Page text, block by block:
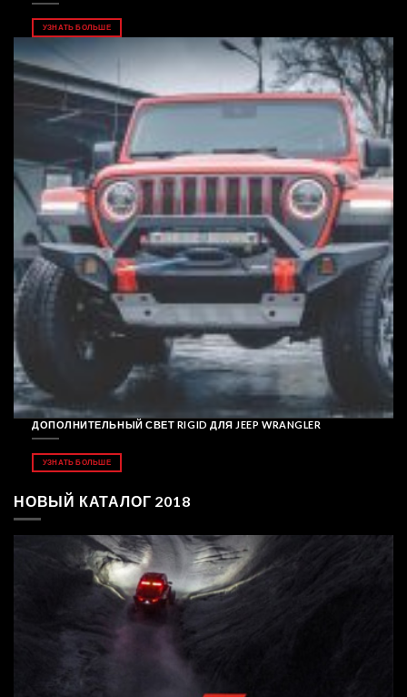
УЗНАТЬ БОЛЬШЕ
ДОПОЛНИТЕЛЬНЫЙ СВЕТ RIGID ДЛЯ JEEP WRANGLER
УЗНАТЬ БОЛЬШЕ
НОВЫЙ КАТАЛОГ 2018